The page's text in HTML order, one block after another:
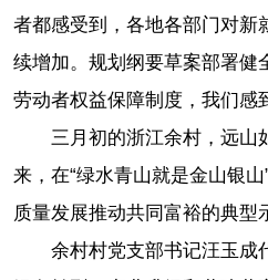
者都感受到，各地各部门对新
续增加。规划纲要草案部署健
劳动者权益保障制度，我们感
三月初的浙江余村，远山
来，在“绿水青山就是金山银
质量发展推动共同富裕的典型
余村村党支部书记汪玉成